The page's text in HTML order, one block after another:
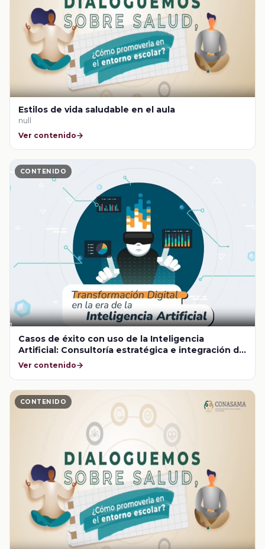
Estilos de vida saludable en el aula
null
Ver contenido
CONTENIDO
Casos de éxito con uso de la Inteligencia
Artificial: Consultoría estratégica e integración de
sistemas para la transformación de la enseñanza
Ver contenido
CONTENIDO